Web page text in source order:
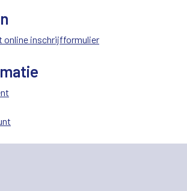
online inschrijfformulier